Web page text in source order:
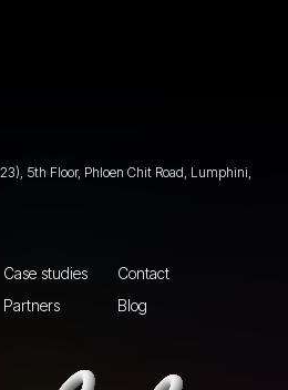
5th Floor, Phloen Chit Road, Lumphini,
Case studies
Contact
Partners Blog